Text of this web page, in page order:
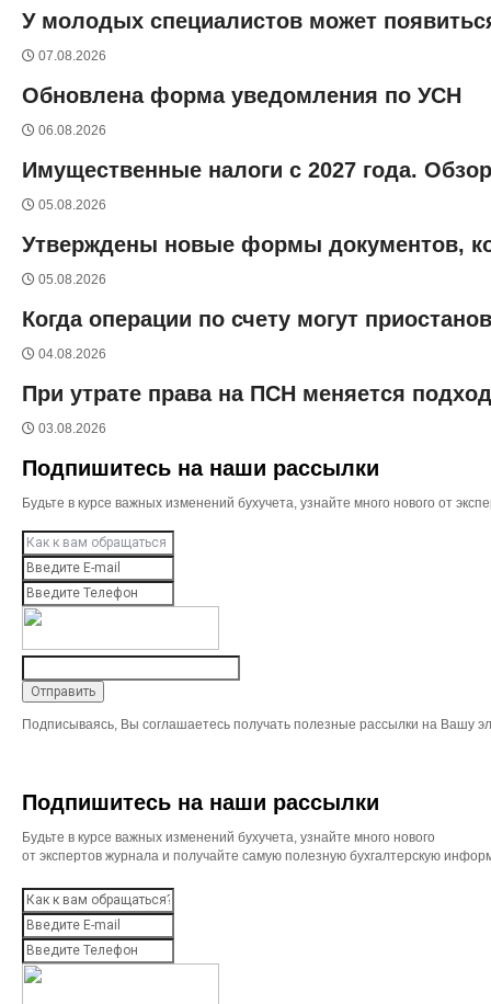
У молодых специалистов может
07.08.2026
Обновлена форма уведомления по УСН
06.08.2026
Имущественные налоги с 2027 года.
05.08.2026
Утверждены новые формы документов,
05.08.2026
Когда операции по счету могут
04.08.2026
При утрате права на ПСН меняется
03.08.2026
Подпишитесь на наши рассылки
Будьте в курсе важных изменений бухучета, узнайте много нового от
Подписываясь, Вы соглашаетесь получать полезные рассылки на Вашу
Подпишитесь на наши рассылки
Будьте в курсе важных изменений бухучета, узнайте много нового
от экспертов журнала и получайте самую полезную бухгалтерскую